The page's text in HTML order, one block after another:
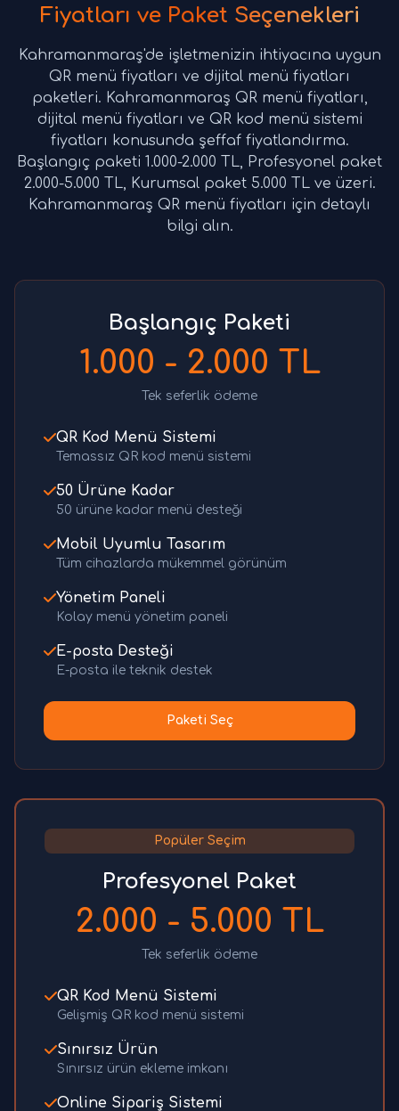
Fiyatları ve Paket Seçenekleri
Kahramanmaraş'de işletmenizin ihtiyacına uygun
QR menü fiyatları ve dijital menü fiyatları
paketleri. Kahramanmaraş QR menü fiyatları,
dijital menü fiyatları ve QR kod menü sistemi
fiyatları konusunda şeffaf fiyatlandırma.
Başlangıç paketi 1.000-2.000 TL, Profesyonel paket
2.000-5.000 TL, Kurumsal paket 5.000 TL ve üzeri.
Kahramanmaraş QR menü fiyatları için detaylı
bilgi alın.
Başlangıç Paketi
1.000 - 2.000 TL
Tek seferlik ödeme
QR Kod Menü Sistemi
Temassız QR kod menü sistemi
50 Ürüne Kadar
50 ürüne kadar menü desteği
Mobil Uyumlu Tasarım
Tüm cihazlarda mükemmel görünüm
Yönetim Paneli
Kolay menü yönetim paneli
E-posta Desteği
E-posta ile teknik destek
Paketi Seç
Popüler Seçim
Profesyonel Paket
2.000 - 5.000 TL
Tek seferlik ödeme
QR Kod Menü Sistemi
Gelişmiş QR kod menü sistemi
Sınırsız Ürün
Sınırsız ürün ekleme imkanı
Online Sipariş Sistemi